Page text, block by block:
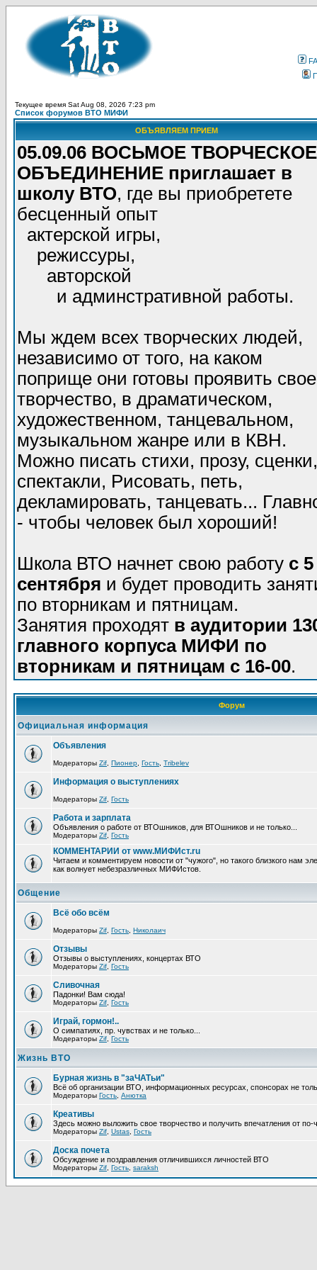
Текущее время Sat Aug 08, 2026 7:23 pm
Список форумов ВТО МИФИ
ОБЪЯВЛЯЕМ ПРИЕМ
05.09.06 ВОСЬМОЕ ТВОРЧЕСКОЕ
ОБЪЕДИНЕНИЕ приглашает в
школу ВТО, где вы приобретете
бесценный опыт
актерской игры,
режиссуры,
авторской
и админстративной работы.
Мы ждем всех творческих людей,
независимо от того, на каком
поприще они готовы проявить свое
творчество, в драматическом,
художественном, танцевальном,
музыкальном жанре или в КВН.
Можно писать стихи, прозу, сценки,
спектакли, Рисовать, петь,
декламировать, танцевать...
- чтобы человек был хороший!
Школа ВТО начнет свою работу с 5
сентября и будет проводить
по вторникам и пятницам.
Занятия проходят в аудитории
главного корпуса МИФИ по
вторникам и пятницам с 16-00.
Форум
Официальная информация
Объявления
Модераторы Zif Пионер Гость Tribelev
Информация о выступлениях
Модераторы Zif Гость
Работа и зарплата
Объявления о работе от ВТОшников, для ВТОшников и не только...
Модераторы Zif Гость
КОММЕНТАРИИ от www.МИФИст.ru
Читаем и комментируем новости от "чужого", но такого близкого нам
как волнует небезразличных МИФИстов.
Общение
Всё обо всём
Модераторы Zif Гость Николаич
Отзывы
Отзывы о выступлениях, концертах ВТО
Модераторы Zif Гость
Сливочная
Падонки! Вам сюда!
Модераторы Zif Гость
Играй, гормон!..
О симпатиях, пр. чувствах и не только...
Модераторы Zif Гость
Жизнь ВТО
Бурная жизнь в "заЧАТьи"
Всё об организации ВТО, информационных ресурсах, спонсорах не
Модераторы Гость Анютка
Креативы
Здесь можно выложить свое творчество и получить впечатления от по-
Модераторы Zif Ustas Гость
Доска почета
Обсуждение и поздравления отличившихся личностей ВТО
Модераторы Zif Гость saraksh